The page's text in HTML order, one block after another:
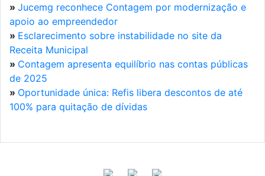
» Jucemg reconhece Contagem por modernização e
apoio ao empreendedor
» Esclarecimento sobre instabilidade no site da
Receita Municipal
» Contagem apresenta equilíbrio nas contas públicas
de 2025
» Oportunidade única: Refis libera descontos de até
100% para quitação de dívidas